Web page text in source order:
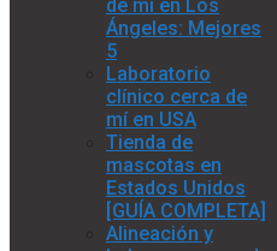
de mí en Los
Ángeles: Mejores
5
Laboratorio
clínico cerca de
mí en USA
Tienda de
mascotas en
Estados Unidos
[GUÍA COMPLETA]
Alineación y